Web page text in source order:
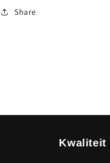
Share
Kwaliteit